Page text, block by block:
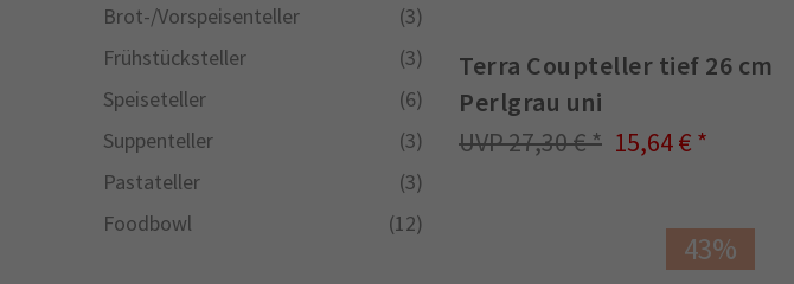
Brot-/Vorspeisenteller
(3)
Frühstücksteller
(3)
Speiseteller
(6)
Suppenteller
(3)
Pastateller
(3)
Foodbowl
(12)
Terra Coupteller tief 26 cm
Perlgrau uni
27,30 €
15,64 €
43%